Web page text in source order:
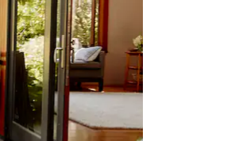
i dodirom ili prelaskom prstom po zaslonu.